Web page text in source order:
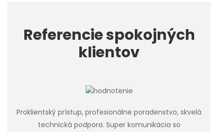
Referencie spokojných
klientov
Proklientský prístup, profesionálne poradenstvo, skvelá
technická podpora. Super komunikácia so